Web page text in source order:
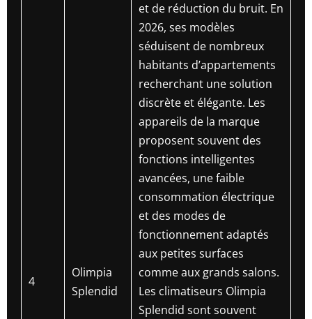
4
Olimpia
Splendid
et de réduction du bruit. En
2026, ses modèles
séduisent de nombreux
habitants d’appartements
recherchant une solution
discrète et élégante. Les
appareils de la marque
proposent souvent des
fonctions intelligentes
avancées, une faible
consommation électrique
et des modes de
fonctionnement adaptés
aux petites surfaces
comme aux grands salons.
Les climatiseurs Olimpia
Splendid sont souvent